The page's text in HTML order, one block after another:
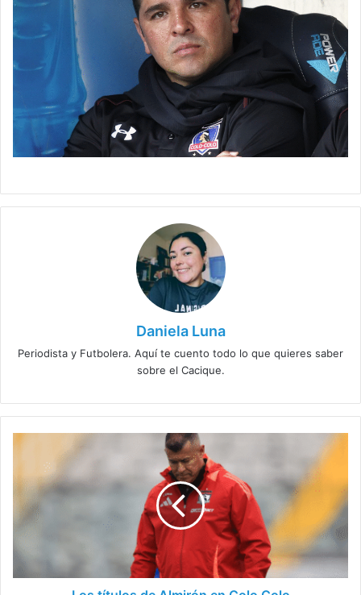
Daniela Luna
Periodista y Futbolera. Aquí te cuento todo lo que quieres saber
sobre el Cacique.
Los
Almirón
en
Colo
Colo